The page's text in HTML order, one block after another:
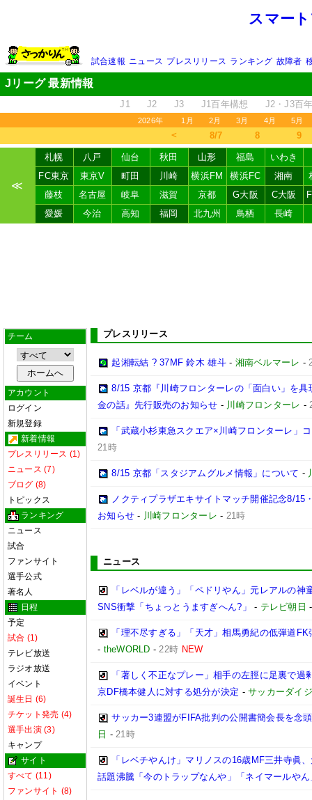
スマー
試合速報 ニュース プレスリリース ランキング 故障者
Jリーグ 最新情報
J1 J2 J3 J1百年構想 J2・J3百
2026年 1月 2月 3月 4月 5月
＜ 8/7 8 9
≪
札幌 八戸 仙台 秋田 山形 福島
いわき
FC東京
東京V 町田 川崎 横浜FM 横浜FC 湘南
藤枝
名古屋 岐阜 滋賀 京都 G大阪 C大阪
愛媛
今治 高知 福岡 北九州 鳥栖 長崎
チーム
アカウント
ログイン
新規登録
新着情報
プレスリリース (1)
ニュース (7)
ブログ (8)
トピックス
ランキング
ニュース
試合
ファンサイト
選手公式
著名人
日程
予定
試合 (1)
テレビ放送
ラジオ放送
イベント
誕生日 (6)
チケット発売 (4)
選手出演 (3)
キャンプ
サイト
すべて (11)
ファンサイト (8)
プレスリリース
起湘転結 ? 37MF 鈴木 雄斗- 湘南ベルマーレ -
8/15 京都『川崎フロンターレの「面白い」を
金の話』先行販売のお知らせ - 川崎フロンターレ -
「武蔵小杉東急スクエア×川崎フロンターレ」
21時
8/15 京都「スタジアムグルメ情報」について -
ノクティプラザエキサイトマッチ開催記念8/
お知らせ - 川崎フロンターレ - 21時
ニュース
「レベルが違う」「ペドリやん」元レアルの
SNS衝撃「ちょっとうますぎへん?」
- テレビ朝日
「理不尽すぎる」「天才」相馬勇紀の低弾道
- theWORLD -22時 NEW
「著しく不正なプレー」相手の左脛に足裏で
京DF橋本健人に対する処分が決定 -サッカーダイ
サッカー3連盟がFIFA批判の公開書簡会長を念
日 -21時
「レベチやんけ」マリノスの16歳MF三井寺眞
話題沸騰「今のトラップなんや」「ネイマールやん